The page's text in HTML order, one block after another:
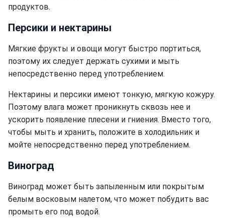
продуктов.
Персики и нектарины
Мягкие фрукты и овощи могут быстро портиться,
поэтому их следует держать сухими и мыть
непосредственно перед употреблением.
Нектарины и персики имеют тонкую, мягкую кожуру.
Поэтому влага может проникнуть сквозь нее и
ускорить появление плесени и гниения. Вместо того,
чтобы мыть и хранить, положите в холодильник и
мойте непосредственно перед употреблением.
Виноград
Виноград может быть запыленным или покрытым
белым восковым налетом, что может побудить вас
промыть его под водой.